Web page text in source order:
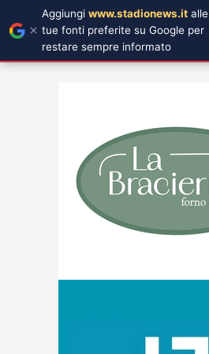
Aggiungi www.stadionews.it alle
tue fonti preferite su Google per
restare sempre informato